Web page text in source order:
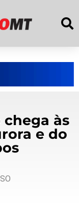
chega às
e do